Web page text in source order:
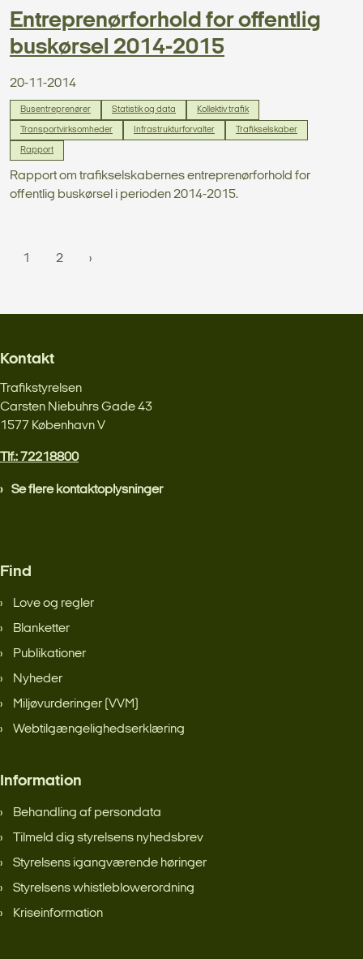
Entreprenørforhold for offentlig
buskørsel 2014-2015
20-11-2014
Busentreprenører Statistik og data Kollektiv trafik
Transportvirksomheder Infrastrukturforvalter Trafikselskaber
Rapport
Rapport om trafikselskabernes entreprenørforhold for
offentlig buskørsel i perioden 2014-2015.
1 2
Kontakt
Trafikstyrelsen
Carsten Niebuhrs Gade 43
1577 København V
Tlf.: 72218800
Se flere kontaktoplysninger
Find
Love og regler
Blanketter
Publikationer
Nyheder
Miljøvurderinger (VVM)
Webtilgængelighedserklæring
Information
Behandling af persondata
Tilmeld dig styrelsens nyhedsbrev
Styrelsens igangværende høringer
Styrelsens whistleblowerordning
Kriseinformation